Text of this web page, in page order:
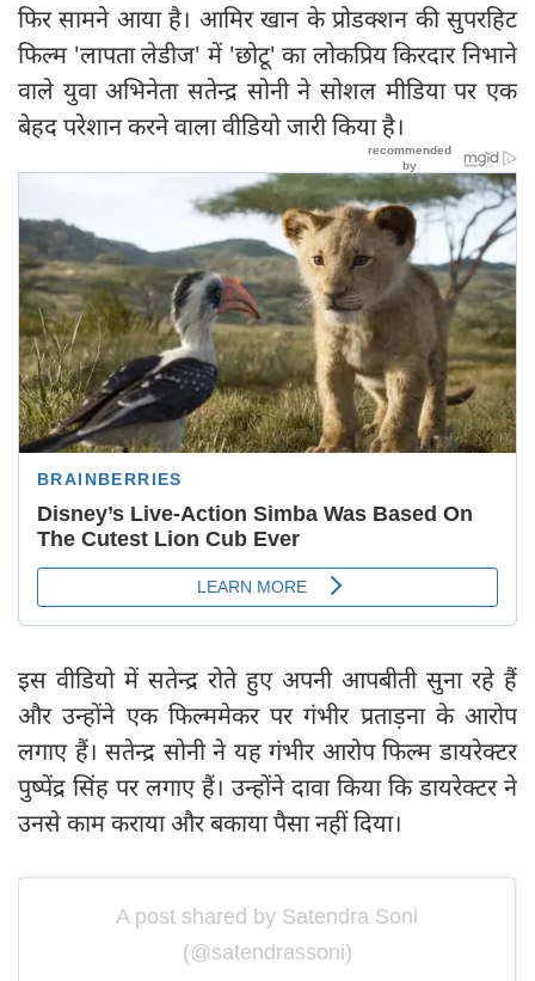
फिर सामने आया है। आमिर खान के प्रोडक्शन की सुपरहिट
फिल्म 'लापता लेडीज' में 'छोटू' का लोकप्रिय किरदार निभाने
वाले युवा अभिनेता सतेन्द्र सोनी ने सोशल मीडिया पर एक
बेहद परेशान करने वाला वीडियो जारी किया है।
इस वीडियो में सतेन्द्र रोते हुए अपनी आपबीती सुना रहे हैं
और उन्होंने एक फिल्ममेकर पर गंभीर प्रताड़ना के आरोप
लगाए हैं। सतेन्द्र सोनी ने यह गंभीर आरोप फिल्म डायरेक्टर
पुष्पेंद्र सिंह पर लगाए हैं। उन्होंने दावा किया कि डायरेक्टर ने
उनसे काम कराया और बकाया पैसा नहीं दिया।
A post shared by Satendra Soni
(@satendrassoni)